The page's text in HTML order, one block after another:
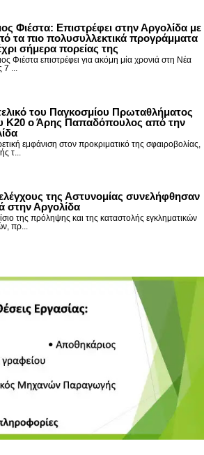
Φιέστα: Επιστρέφει στην Αργολίδα με
τα πιο πολυσυλλεκτικά προγράμματα
σήμερα πορείας της
Φιέστα επιστρέφει για ακόμη μία χρονιά στη Νέα
7 ...
του Παγκοσμίου Πρωταθλήματος
Κ20 ο Άρης Παπαδόπουλος από την
εμφάνιση στον προκριματικό της σφαιροβολίας,
τ...
της Αστυνομίας συνελήφθησαν
στην Αργολίδα
της πρόληψης και της καταστολής εγκληματικών
πρ...